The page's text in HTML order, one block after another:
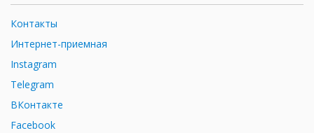
Контакты
Интернет-приемная
Instagram
Telegram
ВКонтакте
Facebook